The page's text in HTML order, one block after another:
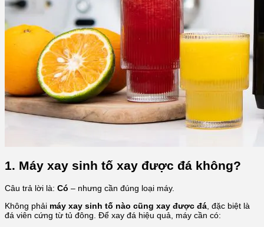
1. Máy xay sinh tố xay được đá không?
Câu trả lời là: Có – nhưng cần đúng loại máy.
Không phải máy xay sinh tố nào cũng xay được đá , đặc biệt là
đá viên cứng từ tủ đông. Để xay đá hiệu quả, máy cần có: